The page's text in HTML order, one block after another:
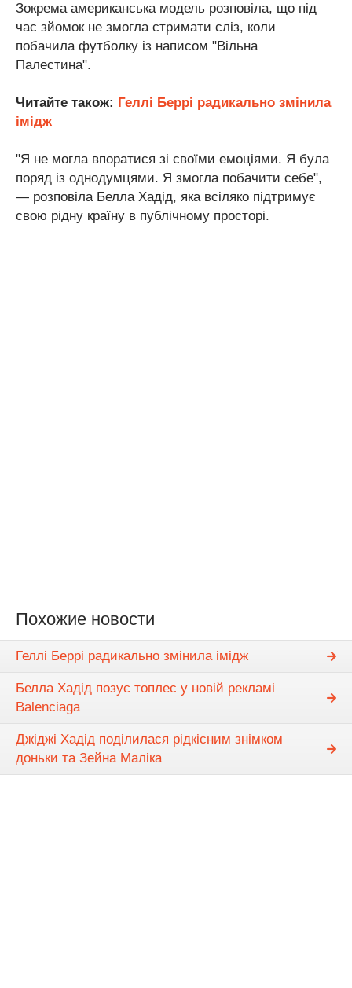
Зокрема американська модель розповіла, що під
час зйомок не змогла стримати сліз, коли
побачила футболку із написом "Вільна
Палестина".
Читайте також: Геллі Беррі радикально змінила
імідж
"Я не могла впоратися зі своїми емоціями. Я була
поряд із однодумцями. Я змогла побачити себе",
— розповіла Белла Хадід, яка всіляко підтримує
свою рідну країну в публічному просторі.
Похожие новости
Геллі Беррі радикально змінила імідж
Белла Хадід позує топлес у новій рекламі
Balenciaga
Джіджі Хадід поділилася рідкісним знімком
доньки та Зейна Маліка